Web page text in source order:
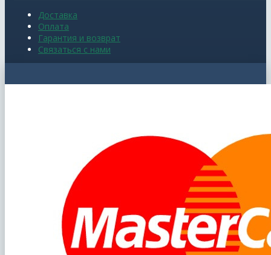
Доставка
Оплата
Гарантия и возврат
Связаться с нами